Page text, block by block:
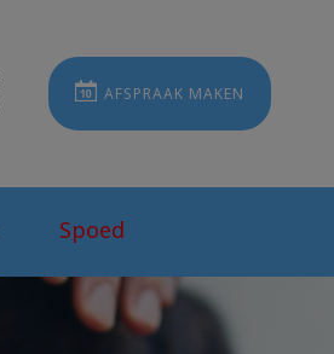
AFSPRAAK MAKEN
Spoed